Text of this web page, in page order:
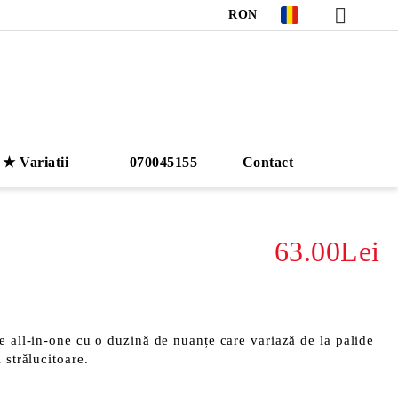
RON
★ Variatii 070045155 Contact
63.00Lei
all-in-one cu o duzină de nuanțe care variază de la palide
strălucitoare.